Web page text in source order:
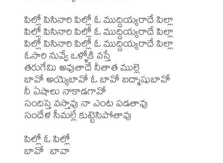
పిల్లో పిసినారి పిల్లో ఓ ముద్దియ్యరాదే పిల్లా
పిల్లో పిసినారి పిల్లో ఓ ముద్దియ్యరాదే పిల్లా
పిల్లో పిసినారి పిల్లో ఓ ముద్దియ్యరాదే పిల్లా
ఓసారి నువ్వే ఒళ్ళోకి వస్తే
తరుగేమి అవుతాదే నీతాత ముల్లె
బావో అయ్యెబావో ఓ బావో బద్మాషుబావో
నీ ఏషాలు నాకాడగావో
సందిస్తె వస్తావు నా ఎంట పడతావు
సందేళ సీమల్లే కుట్టెసిపోతావు
పిల్లో ఓ పిల్లో
బావో  బావా